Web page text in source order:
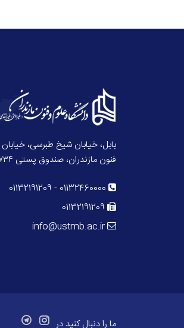
فنون مازندران، صندوق پستی ۷۳۴
01132460000
-
01132191209
01132191209
info@ustmb.ac.ir
ما را دنبال کنید در